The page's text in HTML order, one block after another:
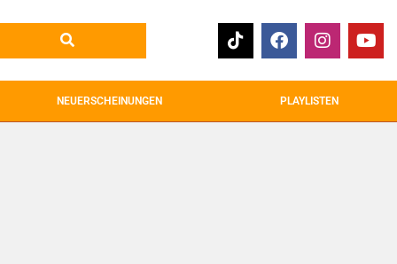
NEUERSCHEINUNGEN PLAYLISTEN